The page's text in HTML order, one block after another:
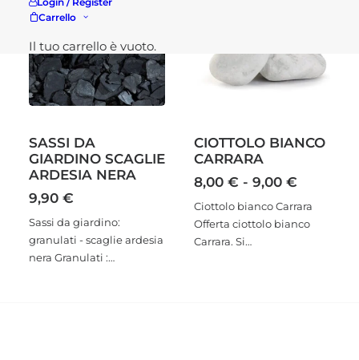
Carrello
Il tuo carrello è vuoto.
SASSI DA
GIARDINO SCAGLIE
ARDESIA NERA
9,90 €
Sassi da giardino:
granulati - scaglie ardesia
nera Granulati :…
CIOTTOLO BIANCO
CARRARA
8,00 € - 9,00 €
prezzo:
da
Ciottolo bianco Carrara
Offerta ciottolo bianco
Carrara. Si…